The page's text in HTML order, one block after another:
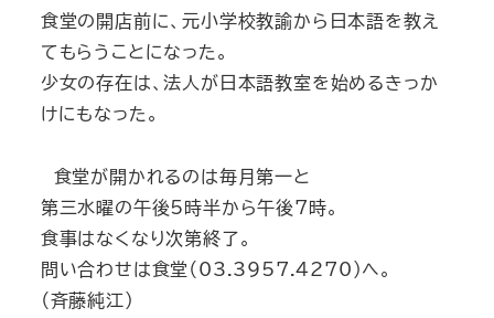
食堂の開店前に、元小学校教諭から日本語を教え
てもらうことになった。
少女の存在は、法人が日本語教室を始めるきっか
けにもなった。
食堂が開かれるのは毎月第一と
第三水曜の午後5時半から午後7時。
食事はなくなり次第終了。
問い合わせは食堂（03.3957.4270）へ。
（斉藤純江）